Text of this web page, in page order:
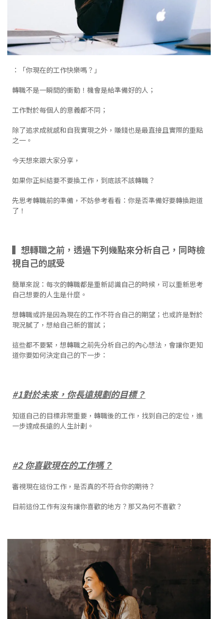
：「你現在的工作快樂嗎？」
轉職不是一瞬間的衝動！機會是給準備好的人；
工作對於每個人的意義都不同；
除了追求成就感和自我實現之外，賺錢也是最直接且實際的重點
之一。
今天想來跟大家分享，
如果你正糾結要不要換工作，到底該不該轉職？
先思考轉職前的準備，不妨參考看看：你是否準備好要轉換跑道
了！
▍想轉職之前，透過下列幾點來分析自己，同時檢
視自己的感受
簡單來說：每次的轉職都是重新認識自己的時候，可以重新思考
自己想要的人生是什麼。
想轉職或許是因為現在的工作不符合自己的期望；也或許是對於
現況膩了，想給自己新的嘗試；
這些都不要緊，想轉職之前先分析自己的內心想法，會讓你更知
道你要如何決定自己的下一步：
#1對於未來，你長遠規劃的目標？
知道自己的目標非常重要，轉職後的工作，找到自己的定位，進
一步達成長遠的人生計劃。
#2 你喜歡現在的工作嗎？
審視現在這份工作，是否真的不符合你的期待？
目前這份工作有沒有讓你喜歡的地方？那又為何不喜歡？